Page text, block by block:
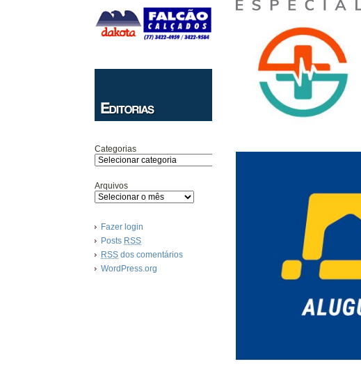
Categorias
Arquivos
Fazer login
Posts RSS
RSS dos comentários
WordPress.org